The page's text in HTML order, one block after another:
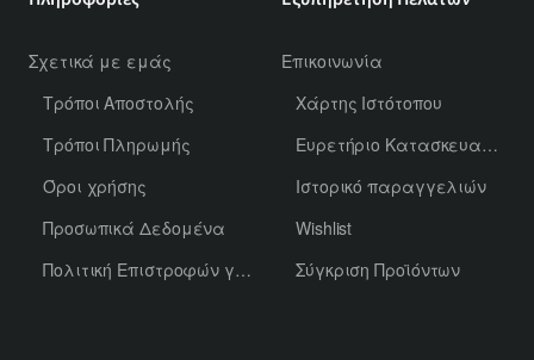
Σχετικά με εμάς
Τρόποι Αποστολής
Τρόποι Πληρωμής
Όροι χρήσης
Προσωπικά Δεδομένα
Πολιτική Επιστροφών για Χύμα Αρώματα
Επικοινωνία
Χάρτης Ιστότοπου
Ευρετήριο Κατασκευαστών
Ιστορικό παραγγελιών
Wishlist
Σύγκριση Προϊόντων